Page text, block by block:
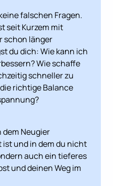
falschen Fragen.
seit Kurzem mit
schon länger
du dich: Wie kann ich
Wie schaffe
schneller zu
richtige Balance
dem Neugier
und in dem du nicht
auch ein tieferes
und deinen Weg im